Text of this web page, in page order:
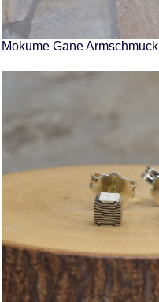
Mokume Gane Armschmuck